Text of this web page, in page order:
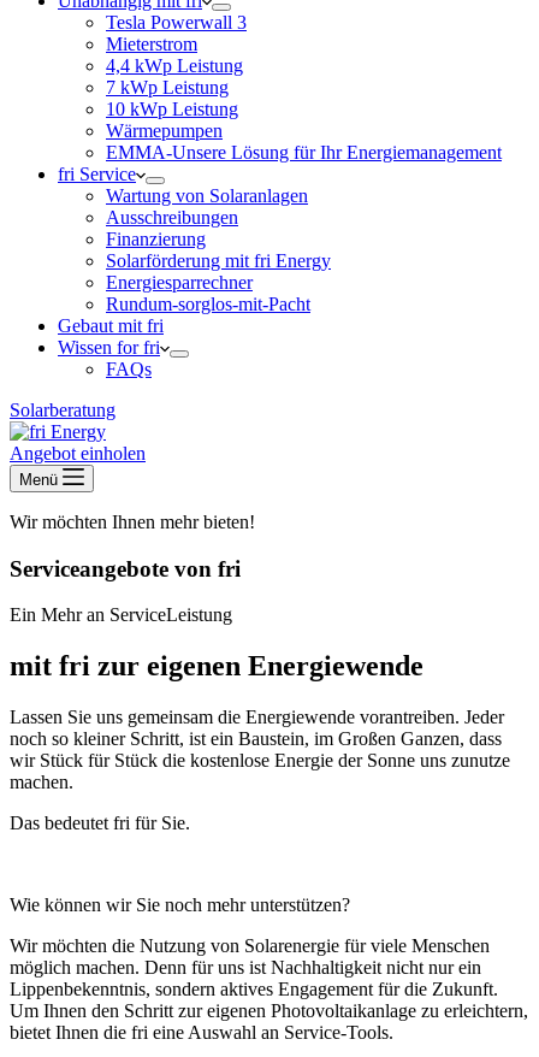
Tesla Powerwall 3
Mieterstrom
4,4 kWp Leistung
7 kWp Leistung
10 kWp Leistung
Wärmepumpen
EMMA-Unsere Lösung für Ihr Energiemanagement
fri Service
Wartung von Solaranlagen
Ausschreibungen
Finanzierung
Solarförderung mit fri Energy
Energiesparrechner
Rundum-sorglos-mit-Pacht
Gebaut mit fri
Wissen for fri
FAQs
Solarberatung
Angebot einholen
Menü
Wir möchten Ihnen mehr bieten!
Serviceangebote von fri
Ein Mehr an ServiceLeistung
mit fri zur eigenen Energiewende
Lassen Sie uns gemeinsam die Energiewende vorantreiben. Jeder
noch so kleiner Schritt, ist ein Baustein, im Großen Ganzen, dass
wir Stück für Stück die kostenlose Energie der Sonne uns zunutze
machen.
Das bedeutet fri für Sie.
Wie können wir Sie noch mehr unterstützen?
Wir möchten die Nutzung von Solarenergie für viele Menschen
möglich machen. Denn für uns ist Nachhaltigkeit nicht nur ein
Lippenbekenntnis, sondern aktives Engagement für die Zukunft.
Um Ihnen den Schritt zur eigenen Photovoltaikanlage zu erleichtern,
bietet Ihnen die fri eine Auswahl an Service-Tools.